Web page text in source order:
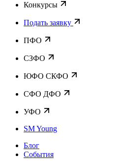
Конкурсы
Подать заявку
ПФО
СЗФО
ЮФО СКФО
CФО ДФО
УФО
SM Young
Блог
События